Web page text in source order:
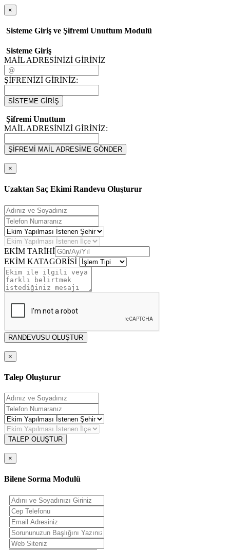
×
Sisteme Giriş ve Şifremi Unuttum Modulü
Sisteme Giriş
MAİL ADRESİNİZİ GİRİNİZ
ŞİFRENİZİ GİRİNİZ:
SİSTEME GİRİŞ
Şifremi Unuttum
MAİL ADRESİNİZİ GİRİNİZ:
ŞİFREMİ MAİL ADRESİME GÖNDER
×
Uzaktan Saç Ekimi Randevu Oluşturur
EKİM TARİHİ
EKİM KATAGORİSİ
RANDEVUSU OLUŞTUR
×
Talep Oluşturur
TALEP OLUŞTUR
×
Bilene Sorma Modulü